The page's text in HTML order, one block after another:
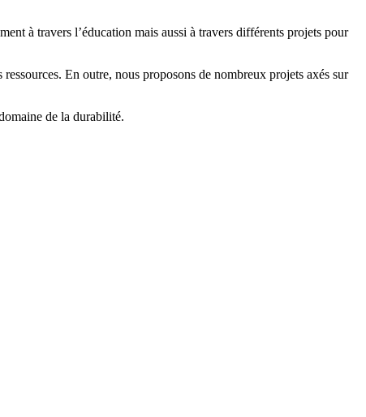
à travers l’éducation mais aussi à travers différents projets pour
En outre, nous proposons de nombreux projets axés sur
de la durabilité.